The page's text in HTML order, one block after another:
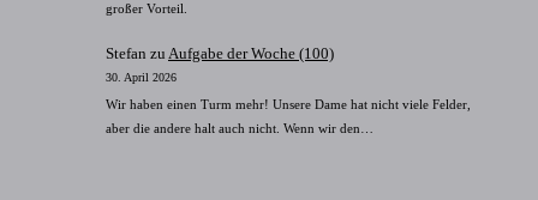
großer Vorteil.
Stefan zu Aufgabe der Woche (100)
30. April 2026
Wir haben einen Turm mehr! Unsere Dame hat nicht viele Felder,
aber die andere halt auch nicht. Wenn wir den…